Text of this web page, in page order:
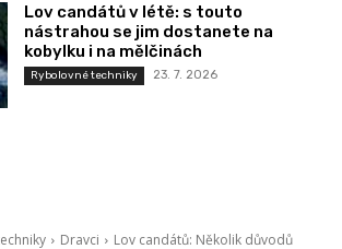
Lov candátů v létě: s touto
nástrahou se jim dostanete na
kobylku i na mělčinách
Rybolovné techniky 23. 7. 2026